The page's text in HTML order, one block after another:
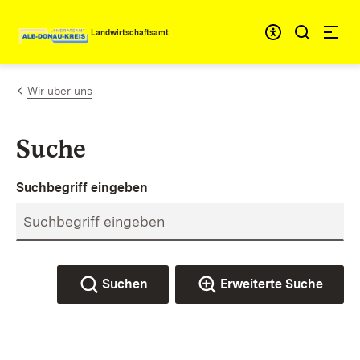
Zum Inhalt springen
Landwirtschaftsamt
Wir über uns
Suche
Suchbegriff eingeben
Suchen Erweiterte Suche